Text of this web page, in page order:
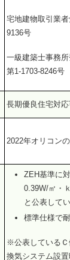
宅地建物取引業
9136号
一級建築士事務
第1-1703-8246号
長期優良住宅対
2022年オリコン
ZEH基準に
0.39W/㎡・
と公表してい
標準仕様で
※公表している
換気システム設